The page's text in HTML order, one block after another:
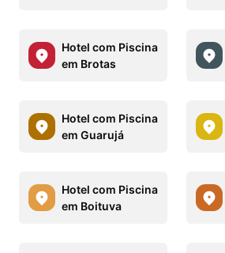
Hotel com Piscina
em Brotas
Hotel com Piscina
em Guarujá
Hotel com Piscina
em Boituva